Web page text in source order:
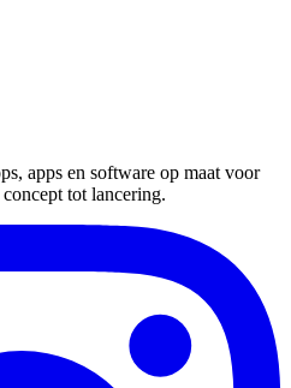
apps en software op maat voor
tot lancering.